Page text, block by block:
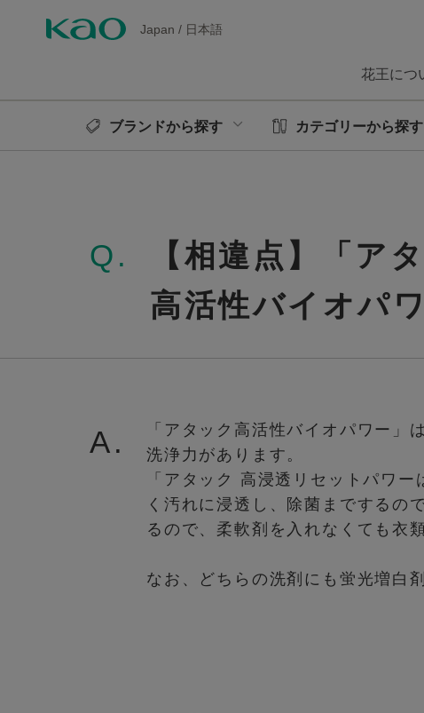
Japan / 日本語
花王につ
ブランドから探す カテゴリーから探す
Q.
【相違点】「ア
高活性バイオパ
A.
「アタック高活性バイオパワー
洗浄力があります。
「アタック 高浸透リセットパワ
く汚れに浸透し、除菌までするの
るので、柔軟剤を入れなくても衣
なお、どちらの洗剤にも蛍光増白